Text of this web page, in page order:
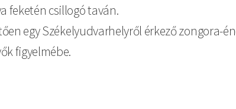
feketén csillogó taván.
egy Székelyudvarhelyről érkező zongora-
figyelmébe.